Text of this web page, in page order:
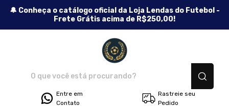
🔔 Conheça o catálogo oficial da Loja Lendas do Futebol -
Frete Grátis acima de R$250,00!
Entre em
Contato
Rastreie seu
Pedido